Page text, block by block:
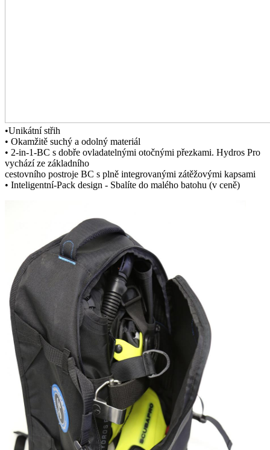
•Unikátní střih
• Okamžitě suchý a odolný materiál
• 2-in-1-BC s dobře ovladatelnými otočnými přezkami. Hydros Pro
vychází ze základního
cestovního postroje BC s plně integrovanými zátěžovými kapsami
• Inteligentní-Pack design - Sbalíte do malého batohu (v ceně)